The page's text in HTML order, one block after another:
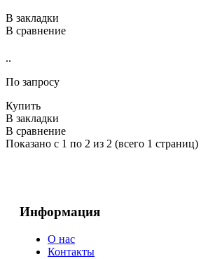
В закладки
В сравнение
..
По запросу
Купить
В закладки
В сравнение
Показано с 1 по 2 из 2 (всего 1 страниц)
Информация
О нас
Контакты